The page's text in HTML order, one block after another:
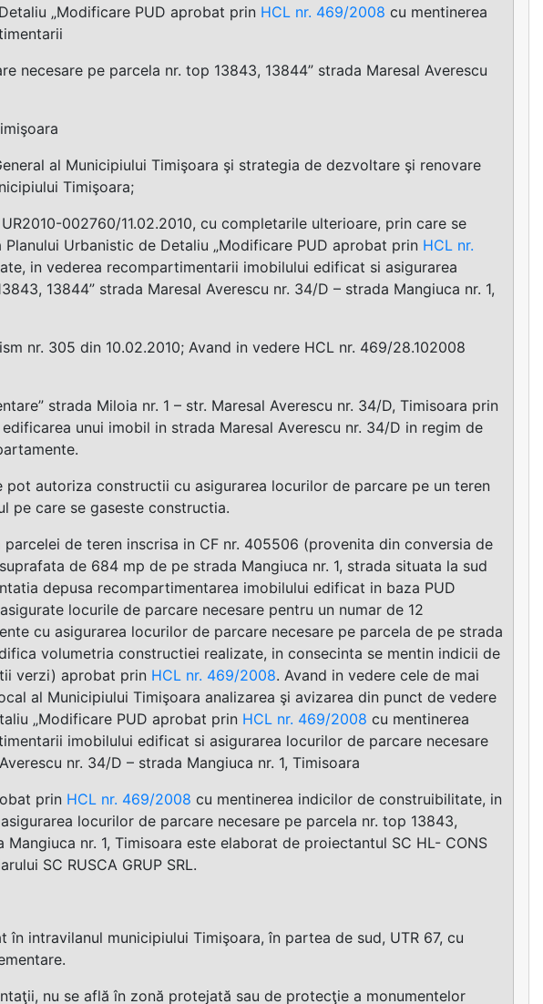
„Modificare PUD aprobat prin HCL nr. 469/2008 cu mentinerea
necesare pe parcela nr. top 13843, 13844” strada Maresal Averescu
al Municipiului Timişoara şi strategia de dezvoltare şi renovare
Timişoara;
002760/11.02.2010, cu completarile ulterioare, prin care se
Urbanistic de Detaliu „Modificare PUD aprobat prin HCL nr.
in vederea recompartimentarii imobilului edificat si asigurarea
13844” strada Maresal Averescu nr. 34/D – strada Mangiuca nr. 1,
nr. 305 din 10.02.2010; Avand in vedere HCL nr. 469/28.102008
strada Miloia nr. 1 – str. Maresal Averescu nr. 34/D, Timisoara prin
unui imobil in strada Maresal Averescu nr. 34/D in regim de
pot autoriza constructii cu asigurarea locurilor de parcare pe un teren
pe care se gaseste constructia.
de teren inscrisa in CF nr. 405506 (provenita din conversia de
de 684 mp de pe strada Mangiuca nr. 1, strada situata la sud
depusa recompartimentarea imobilului edificat in baza PUD
locurile de parcare necesare pentru un numar de 12
cu asigurarea locurilor de parcare necesare pe parcela de pe strada
volumetria constructiei realizate, in consecinta se mentin indicii de
verzi) aprobat prin HCL nr. 469/2008. Avand in vedere cele de mai
al Municipiului Timişoara analizarea şi avizarea din punct de vedere
„Modificare PUD aprobat prin HCL nr. 469/2008 cu mentinerea
imobilului edificat si asigurarea locurilor de parcare necesare
nr. 34/D – strada Mangiuca nr. 1, Timisoara
prin HCL nr. 469/2008 cu mentinerea indicilor de construibilitate, in
locurilor de parcare necesare pe parcela nr. top 13843,
nr. 1, Timisoara este elaborat de proiectantul SC HL- CONS
SC RUSCA GRUP SRL.
intravilanul municipiului Timişoara, în partea de sud, UTR 67, cu
nu se află în zonă protejată sau de protecţie a monumentelor